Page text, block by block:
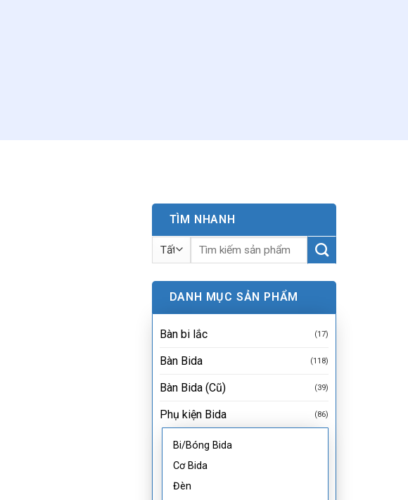
TÌM NHANH
Tìm
kiếm:
DANH MỤC SẢN PHẨM
Bàn bi lắc (17)
Bàn Bida (118)
Bàn Bida (Cũ) (39)
Phụ kiện Bida (86)
Bi/Bóng Bida
Cơ Bida
Đèn